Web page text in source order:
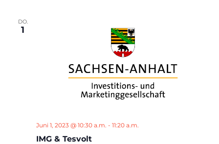
DO.
1
IMG & Tesvolt
Juni 1, 2023 @ 10:30 a.m. - 11:20 a.m.